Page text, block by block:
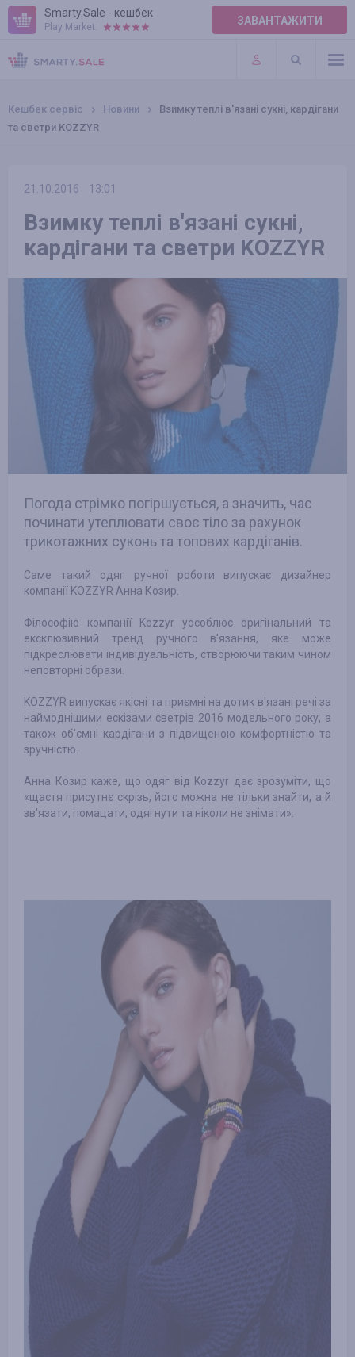
Smarty.Sale - кешбек
Play Market: ЗАВАНТАЖИТИ
ПРАВИЛА
ПЛАГІНИ
Кешбек сервіс Новини
Взимку теплі в'язані сукні, кардігани
та светри KOZZYR
21.10.2016 13:01
Взимку теплі в'язані сукні,
кардігани та светри KOZZYR
Погода стрімко погіршується, а значить, час
починати утеплювати своє тіло за рахунок
трикотажних суконь та топових кардіганів.
Саме такий одяг ручної роботи випускає дизайнер
компанії KOZZYR Анна Козир.
Філософію компанії Kozzyr уособлює оригінальний та
ексклюзивний тренд ручного в'язання, яке може
підкреслювати індивідуальність, створюючи таким чином
неповторні образи.
KOZZYR випускає якісні та приємні на дотик в'язані речі за
наймоднішими ескізами светрів 2016 модельного року, а
також об'ємні кардігани з підвищеною комфортністю та
зручністю.
Анна Козир каже, що одяг від Kozzyr дає зрозуміти, що
«щастя присутнє скрізь, його можна не тільки знайти, а й
зв'язати, помацати, одягнути та ніколи не знімати».